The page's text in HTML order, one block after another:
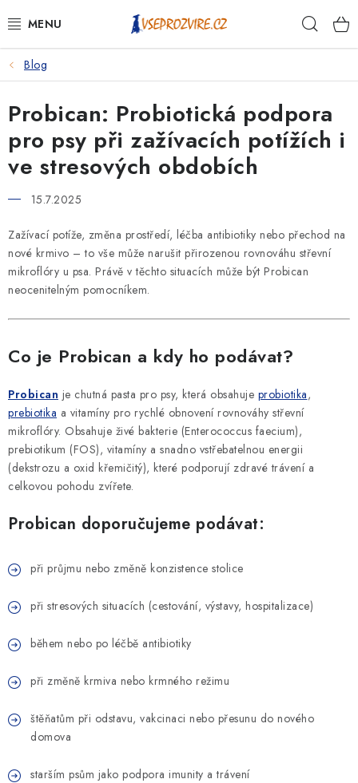
na
PSI
KOČKY
KONĚ
ANTIPARAZITIKA
PRO CHOVATELE
NA NEMOCI
KRÁLÍCI/HLODAVCI/PTÁCI
SLEVY
ZNAČKY
Ceník dopravy Kontakty
Obchodní podmínky
Podmínky ochrany osobních údajů
Blog
Probican: Probiotická podpora
pro psy při zažívacích potížích i
ve stresových obdobích
15.7.2025
Zažívací potíže, změna prostředí, léčba antibiotiky nebo přechod na
nové krmivo – to vše může narušit přirozenou rovnováhu střevní
mikroflóry u psa. Právě v těchto situacích může být Probican
neocenitelným pomocníkem.
Co je Probican a kdy ho podávat?
Probican je chutná pasta pro psy, která obsahuje probiotika,
prebiotika a vitamíny pro rychlé obnovení rovnováhy střevní
mikroflóry. Obsahuje živé bakterie (Enterococcus faecium),
prebiotikum (FOS), vitamíny a snadno vstřebatelnou energii
(dekstrozu a oxid křemičitý), které podporují zdravé trávení a
celkovou pohodu zvířete.
Probican doporučujeme podávat:
při průjmu nebo změně konzistence stolice
při stresových situacích (cestování, výstavy, hospitalizace)
během nebo po léčbě antibiotiky
při změně krmiva nebo krmného režimu
štěňatům při odstavu, vakcinaci nebo přesunu do nového
domova
starším psům jako podpora imunity a trávení